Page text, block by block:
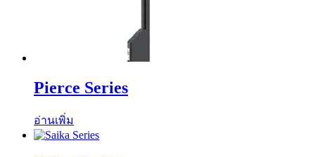
Pierce Series
อ่านเพิ่ม